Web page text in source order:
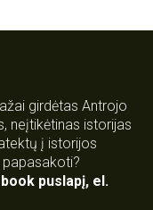
girdėtas Antrojo
neįtikėtinas istorijas
į istorijos
puslapį, el.